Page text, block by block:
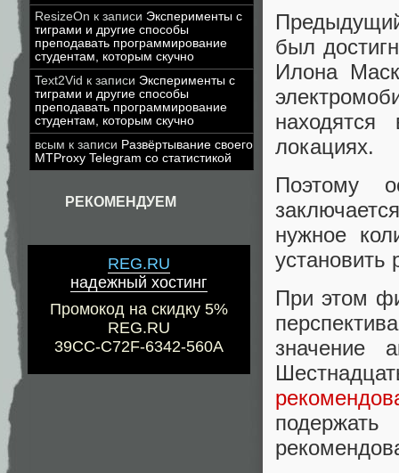
ResizeOn к записи Эксперименты с
тиграми и другие способы
преподавать программирование
студентам, которым скучно
Text2Vid к записи Эксперименты с
тиграми и другие способы
преподавать программирование
студентам, которым скучно
всым к записи Развёртывание своего
MTProxy Telegram со статистикой
РЕКОМЕНДУЕМ
REG.RU
надежный хостинг
Промокод на скидку 5%
REG.RU
39CC-C72F-6342-560A
был
Илона
локациях.
Поэтому
нужное
установить
При этом
значение